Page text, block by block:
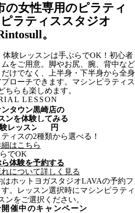
の女性専用のピラティ
ラティススタジオ
。
体験レッスンは手ぶらでOK！初心者
をご用意。脚やお尻、腕、背中など
けでなく、上半身・下半身から全身
ローチできます。マシンピラティス
ちらも楽しめます。
LESSON
ンタウン黒崎店の
ンを体験してみる
レッスン
100 円
ィスの2種類から選べる！
はこちら
でOK
体験を予約する
について詳しく見る
ホットヨガスタジオLAVAの予約フ
。レッスン選択時にマシンピラティ
ンをご選択ください。
開催中のキャンペーン